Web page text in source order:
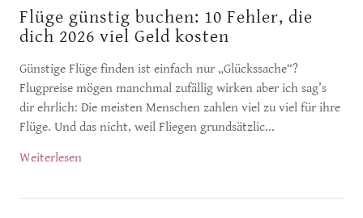
Flüge günstig buchen: 10 Fehler, die
dich 2026 viel Geld kosten
Günstige Flüge finden ist einfach nur „Glückssache“?
Flugpreise mögen manchmal zufällig wirken aber ich sag’s
dir ehrlich: Die meisten Menschen zahlen viel zu viel für ihre
Flüge. Und das nicht, weil Fliegen grundsätzlic...
Weiterlesen